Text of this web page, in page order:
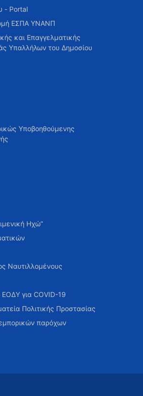
- Portal
ΕΣΠΑ ΥΝΑΝΠ
και Επαγγελματικής
Υπαλλήλων του Δημοσίου
Υποβοηθούμενης
Ηχώ”
Ναυτιλλομένους
για COVID-19
Πολιτικής Προστασίας
παρόχων